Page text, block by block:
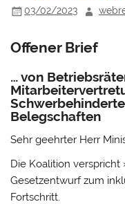
03/02/2023
Offener Brief
… von
Belegschaften
Sehr geehrter Herr
Die Koalition verspricht
Gesetzentwurf zum
Fortschritt.